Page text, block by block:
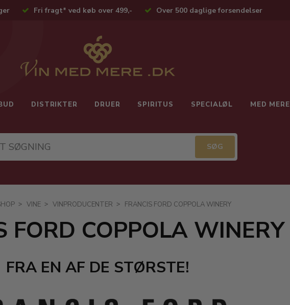
Fri fragt* ved køb over 499,- Over 500 daglige forsendelser
DISTRIKTER DRUER SPIRITUS SPECIALØL MED MERE
VINE VINPRODUCENTER FRANCIS FORD COPPOLA WINERY
FORD COPPOLA WINERY
FRA EN AF DE STØRSTE!